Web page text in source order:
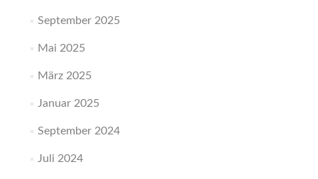
September 2025
Mai 2025
März 2025
Januar 2025
September 2024
Juli 2024